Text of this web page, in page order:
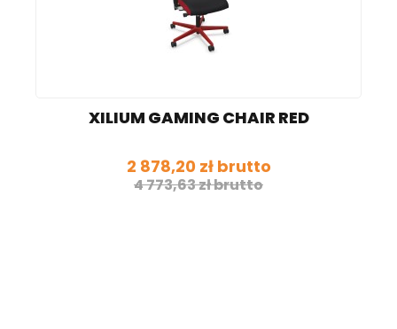
XILIUM GAMING CHAIR RED
2 878,20 zł brutto
4 773,63 zł brutto